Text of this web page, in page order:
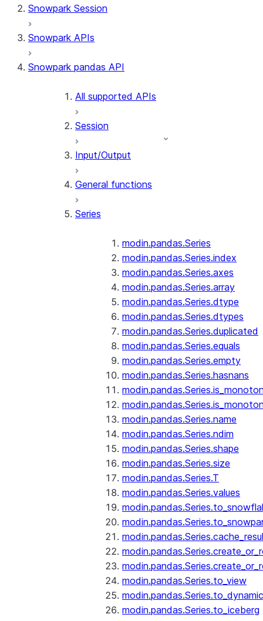
Snowpark Session
Snowpark APIs
Snowpark pandas API
All supported APIs
Session
Input/Output
General functions
Series
modin.pandas.Series
modin.pandas.Series.index
modin.pandas.Series.axes
modin.pandas.Series.array
modin.pandas.Series.dtype
modin.pandas.Series.dtypes
modin.pandas.Series.duplicated
modin.pandas.Series.equals
modin.pandas.Series.empty
modin.pandas.Series.hasnans
modin.pandas.Series.name
modin.pandas.Series.ndim
modin.pandas.Series.shape
modin.pandas.Series.size
modin.pandas.Series.T
modin.pandas.Series.values
modin.pandas.Series.to_view
modin.pandas.Series.to_iceberg